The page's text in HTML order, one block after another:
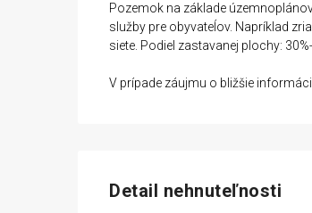
Pozemok na základe
služby pre obyvateĺov. Napríklad
siete. Podiel zastavanej plochy:
V prípade záujmu o bližšie
Detail nehnuteľnosti